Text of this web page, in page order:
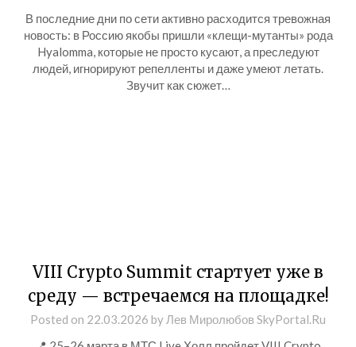
В последние дни по сети активно расходится тревожная
новость: в Россию якобы пришли «клещи-мутанты» рода
Hyalomma, которые не просто кусают, а преследуют
людей, игнорируют репелленты и даже умеют летать.
Звучит как сюжет…
VIII Crypto Summit стартует уже в
среду — встречаемся на площадке!
Posted on 22.03.2026 by Лев Миролюбов SkyPortal.Ru